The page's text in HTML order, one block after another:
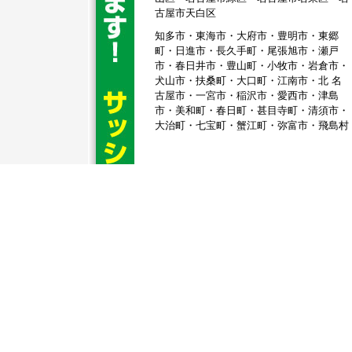
古屋市天白区
知多市・東海市・大府市・豊明市・東郷
町・日進市・長久手町・尾張旭市・瀬戸
市・春日井市・豊山町・小牧市・岩倉市・
犬山市・扶桑町・大口町・江南市・北 名
古屋市・一宮市・稲沢市・愛西市・津島
市・美和町・春日町・甚目寺町・清須市・
大治町・七宝町・蟹江町・弥富市・飛島村